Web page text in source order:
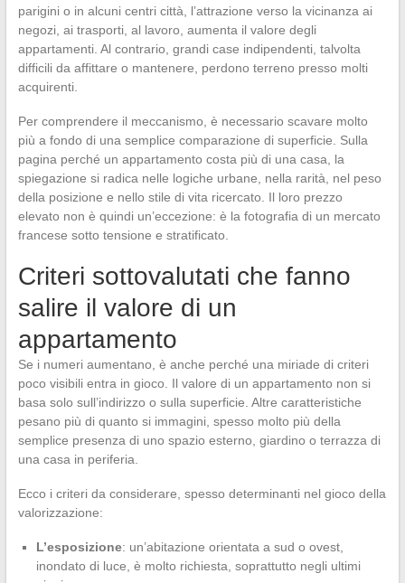
parigini o in alcuni centri città, l’attrazione verso la vicinanza ai
negozi, ai trasporti, al lavoro, aumenta il valore degli
appartamenti. Al contrario, grandi case indipendenti, talvolta
difficili da affittare o mantenere, perdono terreno presso molti
acquirenti.
Per comprendere il meccanismo, è necessario scavare molto
più a fondo di una semplice comparazione di superficie. Sulla
pagina perché un appartamento costa più di una casa, la
spiegazione si radica nelle logiche urbane, nella rarità, nel peso
della posizione e nello stile di vita ricercato. Il loro prezzo
elevato non è quindi un’eccezione: è la fotografia di un mercato
francese sotto tensione e stratificato.
Criteri sottovalutati che fanno
salire il valore di un
appartamento
Se i numeri aumentano, è anche perché una miriade di criteri
poco visibili entra in gioco. Il valore di un appartamento non si
basa solo sull’indirizzo o sulla superficie. Altre caratteristiche
pesano più di quanto si immagini, spesso molto più della
semplice presenza di uno spazio esterno, giardino o terrazza di
una casa in periferia.
Ecco i criteri da considerare, spesso determinanti nel gioco della
valorizzazione:
L’esposizione: un’abitazione orientata a sud o ovest,
inondato di luce, è molto richiesta, soprattutto negli ultimi